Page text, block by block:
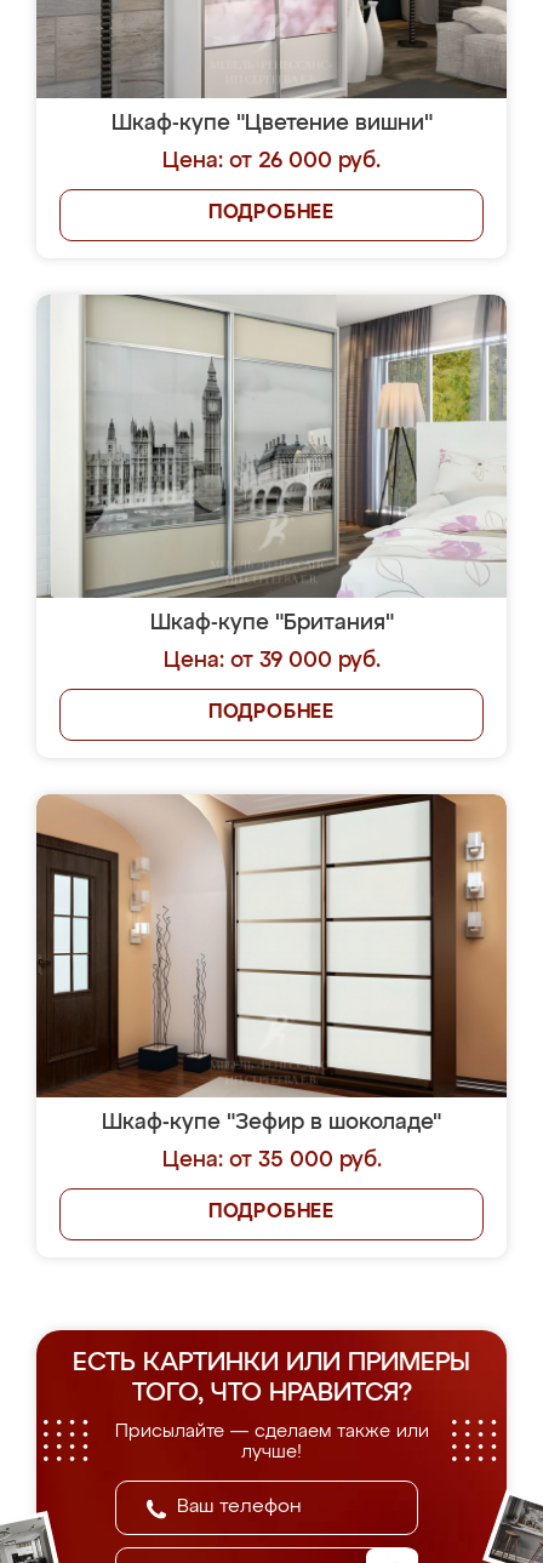
Шкаф-купе "Цветение вишни"
Цена: от 26 000 руб.
ПОДРОБНЕЕ
Шкаф-купе "Британия"
Цена: от 39 000 руб.
ПОДРОБНЕЕ
Шкаф-купе "Зефир в шоколаде"
Цена: от 35 000 руб.
ПОДРОБНЕЕ
ЕСТЬ КАРТИНКИ ИЛИ ПРИМЕРЫ
ТОГО, ЧТО НРАВИТСЯ?
Присылайте — сделаем также или
лучше!